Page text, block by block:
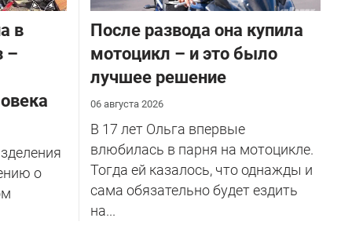
в
–
о
После развода она купила
мотоцикл – и это было
лучшее решение
06 августа 2026
В 17 лет Ольга впервые
влюбилась в парня на мотоцикле.
Тогда ей казалось, что однажды и
сама обязательно будет ездить
на...